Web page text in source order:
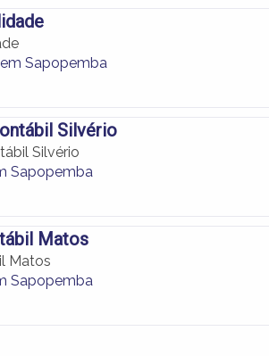
Sapopemba
Silvério
Silvério
Sapopemba
Matos
Matos
Sapopemba